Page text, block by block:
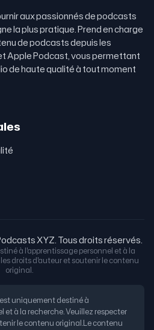
aux passionnés de podcasts
la plus pratique. Prend en charge
de podcasts depuis les
Apple Podcast, vous permettant
de haute qualité à tout moment
XYZ. Tous droits réservés.
à l'apprentissage personnel et à la
droits d'auteur et soutenir le contenu
original.
uniquement destiné à
et à la recherche. Veuillez respecter
le contenu original.Le contenu